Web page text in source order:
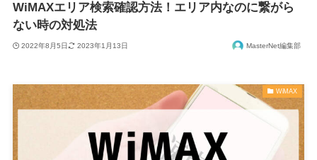
WiMAXエリア検索確認方法！エリア内なのに繋がら
ない時の対処法
2022年8月5日 2023年1月13日 MasterNet編集部
WiMAX